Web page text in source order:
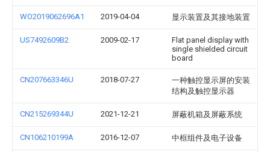
WO2019062696A1 2019-04-04 显示装置及其接地装置
US7492609B2 2009-02-17
Flat panel display with
single shielded circuit
board
CN207663346U 2018-07-27
一种触控显示屏的安装
结构及触控显示器
CN215269344U 2021-12-21 屏蔽机箱及屏蔽系统
CN106210199A 2016-12-07 中框组件及电子设备